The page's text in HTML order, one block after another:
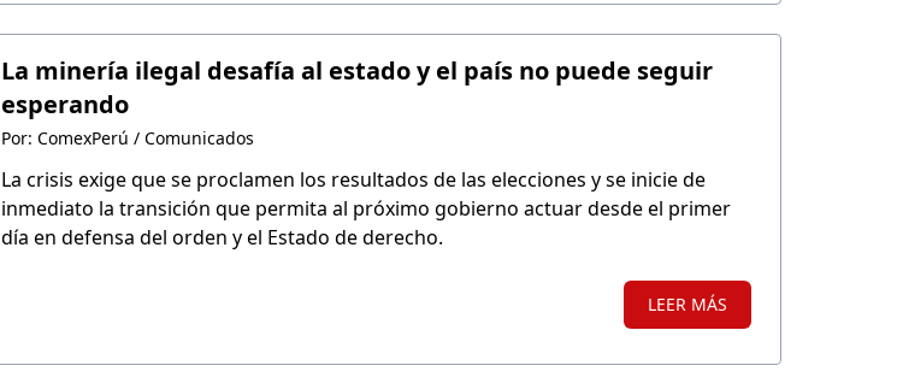
La minería ilegal desafía al estado y el país no puede seguir
esperando
Por: ComexPerú / Comunicados
La crisis exige que se proclamen los resultados de las elecciones y se inicie de
inmediato la transición que permita al próximo gobierno actuar desde el primer
día en defensa del orden y el Estado de derecho.
LEER MÁS